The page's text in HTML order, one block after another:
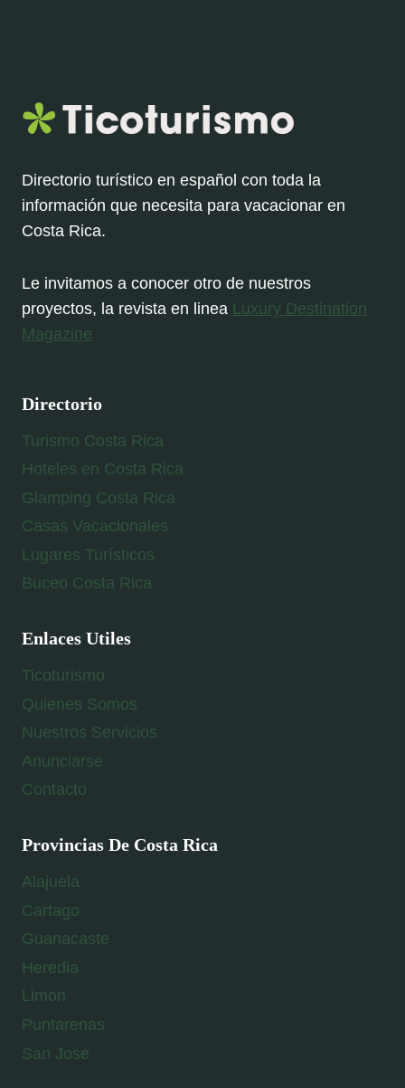
Directorio turístico en español con toda la
información que necesita para vacacionar en
Costa Rica.
Le invitamos a conocer otro de nuestros
proyectos, la revista en linea Luxury Destination
Magazine
Directorio
Turismo Costa Rica
Hoteles en Costa Rica
Glamping Costa Rica
Casas Vacacionales
Lugares Turísticos
Buceo Costa Rica
Enlaces Utiles
Ticoturismo
Quienes Somos
Nuestros Servicios
Anunciarse
Contacto
Provincias De Costa Rica
Alajuela
Cartago
Guanacaste
Heredia
Limon
Puntarenas
San Jose